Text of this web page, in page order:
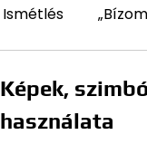
Ismétlés
Képek,
használata